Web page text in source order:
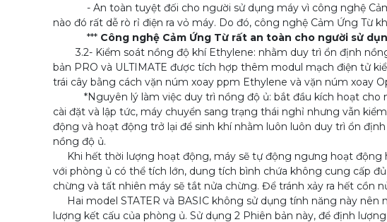
- An toàn tuyệt đối cho người sử dụng máy vì công nghệ Cảm
nào đó rất dễ rò rỉ điện ra vỏ máy. Do đó, công nghệ Cảm Ứng Từ
*** Công nghệ Cảm Ứng Từ rất an toàn cho người sử
3.2- Kiểm soát nồng độ khí Ethylene: nhằm duy trì ổn định
bản PRO và ULTIMATE được tích hợp thêm modul mạch điện tử
trái cây bằng cách vặn núm xoay ppm Ethylene và vặn núm xoay
*Nguyên lý làm việc duy trì nồng độ ủ: bắt đầu kích hoạt cho
cài đặt và lập tức, máy chuyển sang trạng thái nghỉ nhưng vẫn
động và hoạt động trở lại để sinh khí nhằm luôn luôn duy trì ổn
nồng độ ủ.
Khi hết thời lượng hoạt động, máy sẽ tự động ngưng hoạt động
với phòng ủ có thể tích lớn, dung tích bình chứa không cung cấp
chừng và tất nhiên máy sẽ tắt nửa chừng. Để tránh xảy ra hết cồn
Hai model STATER và BASIC không sử dụng tính năng này
lượng kết cấu của phòng ủ. Sử dụng 2 Phiên bản này, để định